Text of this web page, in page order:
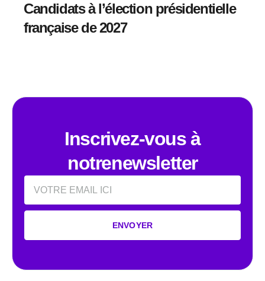
Candidats à l’élection présidentielle
française de 2027
Inscrivez-vous à
notrenewsletter
Email
ENVOYER